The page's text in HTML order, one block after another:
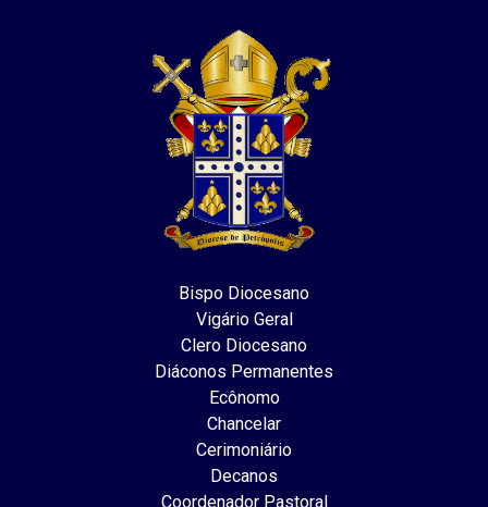
Bispo Diocesano
Vigário Geral
Clero Diocesano
Diáconos Permanentes
Ecônomo
Chancelar
Cerimoniário
Decanos
Coordenador Pastoral